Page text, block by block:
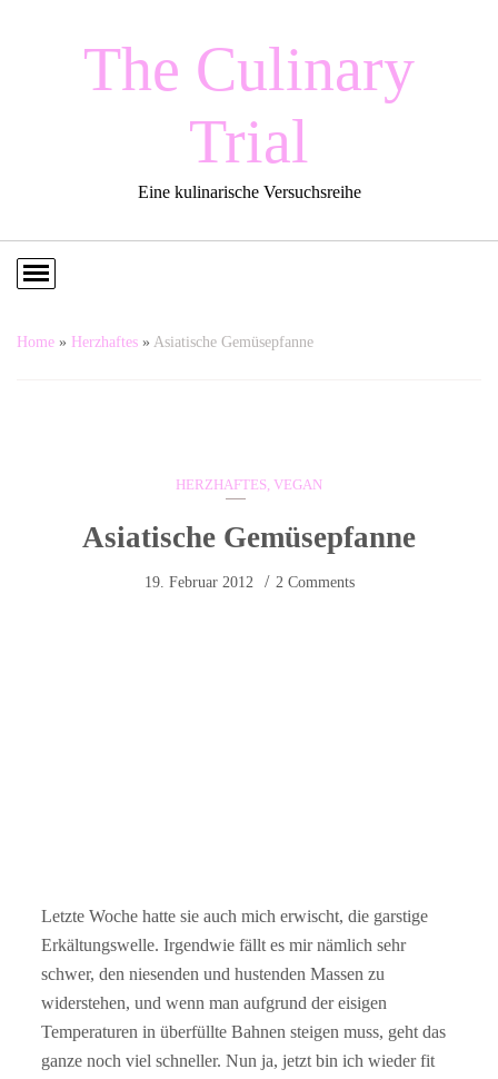
The Culinary
Trial
Eine kulinarische Versuchsreihe
Home » Herzhaftes » Asiatische Gemüsepfanne
HERZHAFTES, VEGAN
Asiatische Gemüsepfanne
19. Februar 2012 2 Comments
Letzte Woche hatte sie auch mich erwischt, die garstige
Erkältungswelle. Irgendwie fällt es mir nämlich sehr
schwer, den niesenden und hustenden Massen zu
widerstehen, und wenn man aufgrund der eisigen
Temperaturen in überfüllte Bahnen steigen muss, geht das
ganze noch viel schneller. Nun ja, jetzt bin ich wieder fit